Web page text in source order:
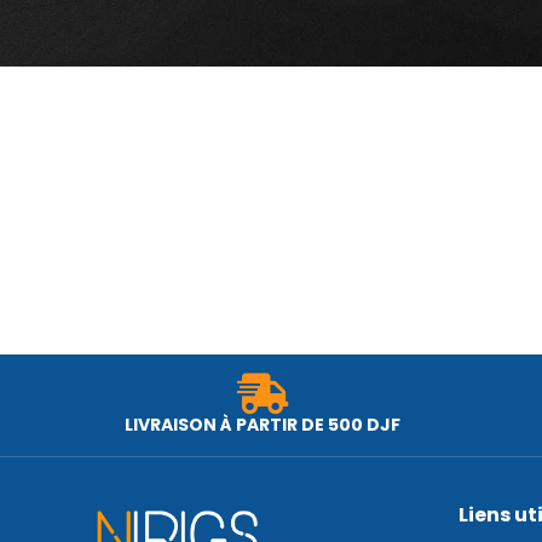
LIVRAISON À PARTIR DE 500 DJF
Liens